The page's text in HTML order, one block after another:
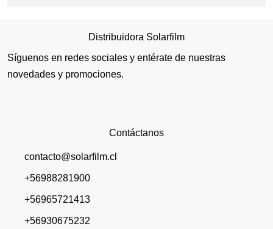
Distribuidora Solarfilm
Síguenos en redes sociales y entérate de nuestras
novedades y promociones.
Contáctanos
contacto@solarfilm.cl
+56988281900
+56965721413
+56930675232